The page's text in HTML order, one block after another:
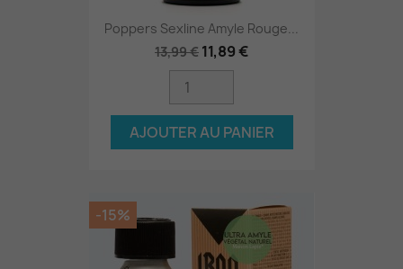
Poppers Sexline Amyle Rouge...
13,99 € 11,89 €
AJOUTER AU PANIER
-15%